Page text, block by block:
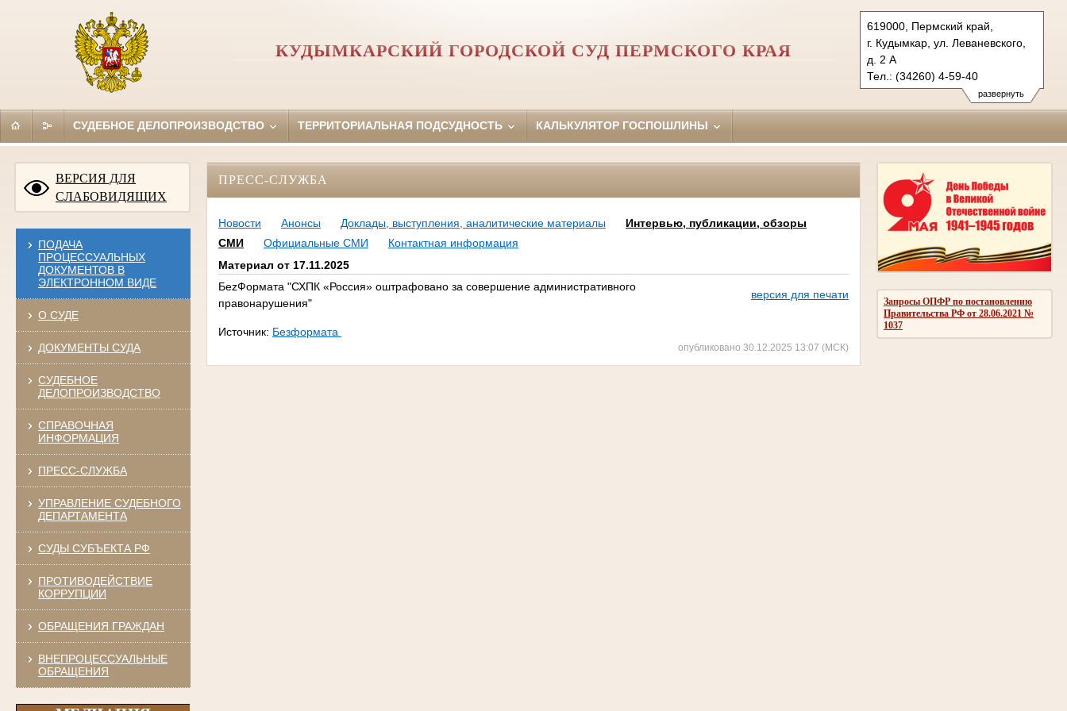
развернуть
619000, Пермский край,
г. Кудымкар, ул. Леваневского,
д. 2 А
Тел.: (34260) 4-59-40
kudymkarsky.kpo@sudrf.ru
КУДЫМКАРСКИЙ ГОРОДСКОЙ СУД ПЕРМСКОГО КРАЯ
СУДЕБНОЕ ДЕЛОПРОИЗВОДСТВО ТЕРРИТОРИАЛЬНАЯ ПОДСУДНОСТЬ КАЛЬКУЛЯТОР ГОСПОШЛИНЫ
ВЕРСИЯ ДЛЯ
СЛАБОВИДЯЩИХ
ПОДАЧА
ПРОЦЕССУАЛЬНЫХ
ДОКУМЕНТОВ В
ЭЛЕКТРОННОМ ВИДЕ
О СУДЕ
ДОКУМЕНТЫ СУДА
СУДЕБНОЕ
ДЕЛОПРОИЗВОДСТВО
СПРАВОЧНАЯ
ИНФОРМАЦИЯ
ПРЕСС-СЛУЖБА
УПРАВЛЕНИЕ СУДЕБНОГО
ДЕПАРТАМЕНТА
СУДЫ СУБЪЕКТА РФ
ПРОТИВОДЕЙСТВИЕ
КОРРУПЦИИ
ОБРАЩЕНИЯ ГРАЖДАН
ВНЕПРОЦЕССУАЛЬНЫЕ
ОБРАЩЕНИЯ
Запросы ОПФР по постановлению
Правительства РФ от 28.06.2021 №
1037
ПРЕСС-СЛУЖБА
Новости Анонсы Доклады, выступления, аналитические материалы
Интервью, публикации, обзоры
СМИ
Официальные СМИ
Контактная информация
Материал от 17.11.2025
БеzФормата "СХПК «Россия» оштрафовано за совершение административного
правонарушения"
версия для печати
Источник: Безформата
опубликовано 30.12.2025 13:07 (МСК)